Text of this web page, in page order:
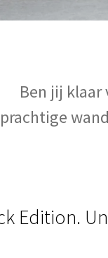
Ben jij
prachtige
Edition.